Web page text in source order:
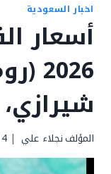
اخبار السعودية
أسعار
المؤلفنجلاء علي 14